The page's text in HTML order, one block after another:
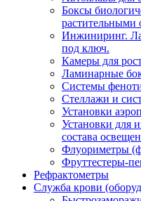
Боксы
растительными
Инжиниринг.
под ключ.
Камеры для
Ламинарные
Системы
Стеллажи и
Установки
Установки для
состава
Флуориметры
Фруттестеры-
Рефрактометры
Служба крови